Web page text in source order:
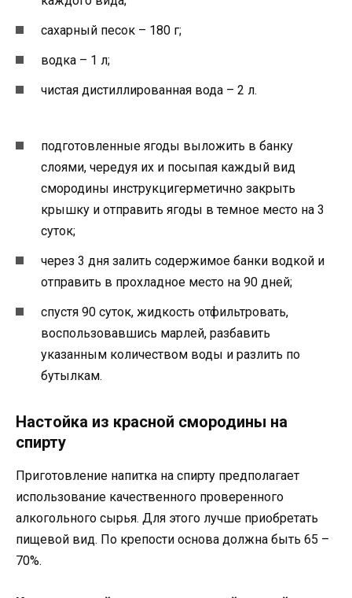
сахарный песок – 180 г;
водка – 1 л;
чистая дистиллированная вода – 2 л.
подготовленные ягоды выложить в банку
слоями, чередуя их и посыпая каждый вид
смородины инструкцигерметично закрыть
крышку и отправить ягоды в темное место на 3
суток;
через 3 дня залить содержимое банки водкой и
отправить в прохладное место на 90 дней;
спустя 90 суток, жидкость отфильтровать,
воспользовавшись марлей, разбавить
указанным количеством воды и разлить по
бутылкам.
Настойка из красной смородины на
спирту
Приготовление напитка на спирту предполагает
использование качественного проверенного
алкогольного сырья. Для этого лучше приобретать
пищевой вид. По крепости основа должна быть 65 –
70%.